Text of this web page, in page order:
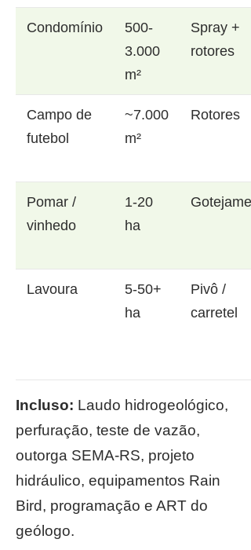
Condomínio
500-
3.000
m²
Spray +
rotores
Campo de
futebol
~7.000
m²
Rotores
Pomar /
vinhedo
1-20
ha
Lavoura
5-50+
ha
Pivô /
carretel
Incluso: Laudo hidrogeológico,
perfuração, teste de vazão,
outorga SEMA-RS, projeto
hidráulico, equipamentos Rain
Bird, programação e ART do
geólogo.